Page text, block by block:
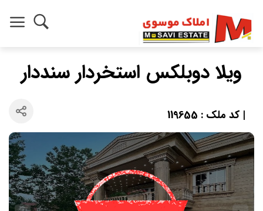
ویلا دوبلکس استخردار سنددار
| کد ملک : 119655